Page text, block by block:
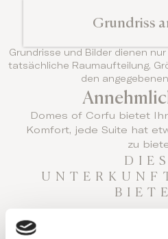
Grundriss
Grundrisse und Bilder dienen
tatsächliche Raumaufteilung,
den
Domes of Corfu bietet
Komfort, jede Suite hat
zu
Standard-